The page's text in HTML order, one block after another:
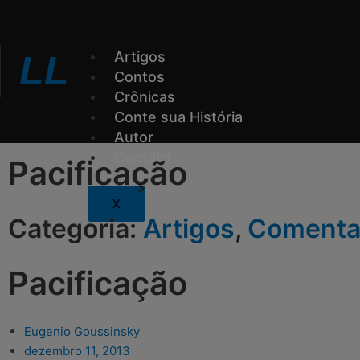
o
conteúdo
LL
Artigos
Contos
Crônicas
Conte sua História
Autor
Contato
X
Pacificação
Categoria:Artigos,
Pacificação
Eugenio Goussinsky
dezembro 11, 2013